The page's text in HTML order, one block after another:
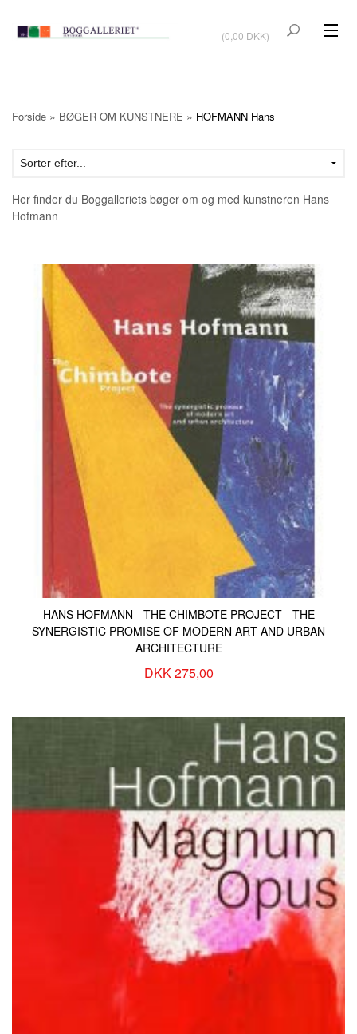
(0,00 DKK)
BØGER OM KUNSTNERE
TILBUD
UDSTILLINGER
NYHEDER OM BOGGALLERIET
KONTAKT & ÅBNINSTIDER NYHEDSBREV
UDVIDET SØGNING Salgsbetingelser
Forside » BØGER OM KUNSTNERE » HOFMANN Hans
Her finder du Boggalleriets bøger om og med kunstneren Hans
Hofmann
HANS HOFMANN - THE CHIMBOTE PROJECT - THE
SYNERGISTIC PROMISE OF MODERN ART AND URBAN
ARCHITECTURE
DKK 275,00